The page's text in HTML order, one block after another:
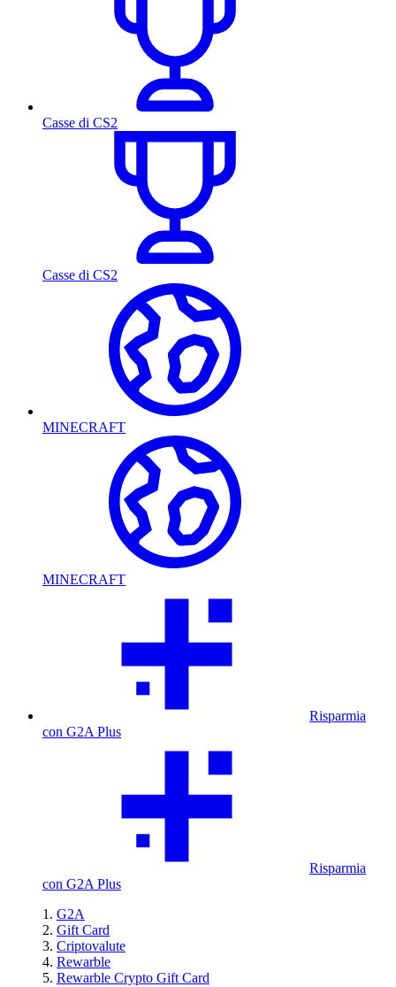
Casse di CS2
Casse di CS2
MINECRAFT
MINECRAFT
Risparmia
con G2A Plus
Risparmia
con G2A Plus
G2A
Gift Card
Criptovalute
Rewarble
Rewarble Crypto Gift Card